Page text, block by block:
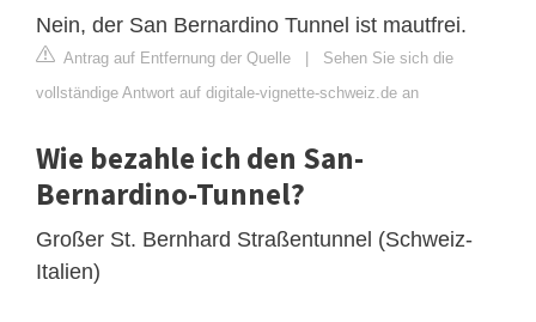
Nein, der San Bernardino Tunnel ist mautfrei.
Antrag auf Entfernung der Quelle | Sehen Sie sich die
vollständige Antwort auf digitale-vignette-schweiz.de an
Wie bezahle ich den San-
Bernardino-Tunnel?
Großer St. Bernhard Straßentunnel (Schweiz-
Italien)